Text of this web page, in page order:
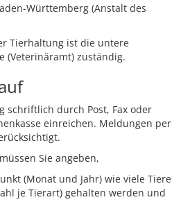
Württemberg (Anstalt des
Tierhaltung ist die untere
(Veterinäramt) zuständig.
schriftlich durch Post, Fax oder
einreichen. Meldungen per
Sie angeben,
(Monat und Jahr) wie viele Tiere
je Tierart) gehalten werden und